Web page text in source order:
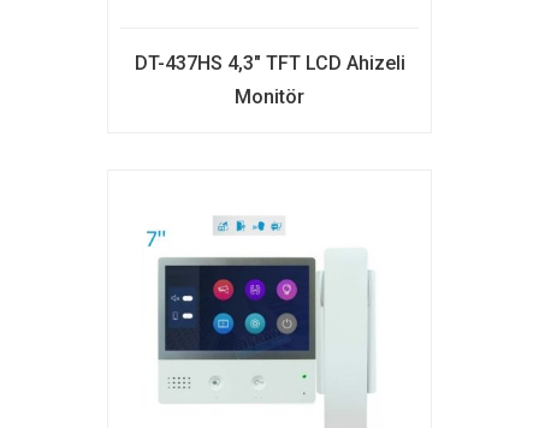
DT-437HS 4,3″ TFT LCD Ahizeli
Monitör